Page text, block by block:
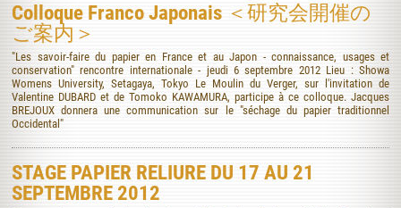
Colloque Franco Japonais ＜研究会開催の
ご案内＞
"Les savoir-faire du papier en France et au Japon - connaissance, usages et
conservation" rencontre internationale - jeudi 6 septembre 2012 Lieu : Showa
Womens University, Setagaya, Tokyo Le Moulin du Verger, sur l'invitation de
Valentine DUBARD et de Tomoko KAWAMURA, participe à ce colloque. Jacques
BREJOUX donnera une communication sur le "séchage du papier traditionnel
Occidental"
STAGE PAPIER RELIURE DU 17 AU 21
SEPTEMBRE 2012